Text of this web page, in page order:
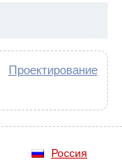
Проектирование
Россия